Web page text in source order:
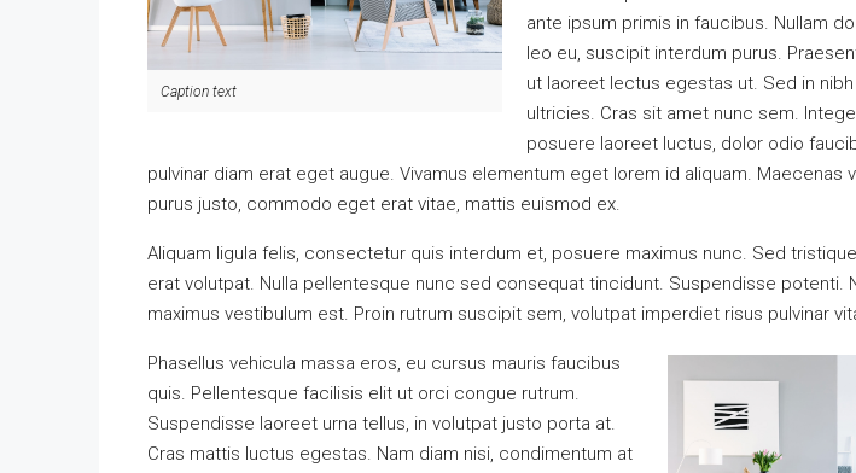
Caption text
ante ipsum primis in faucibus. Nullam
leo eu, suscipit interdum purus.
ut laoreet lectus egestas ut. Sed in
ultricies. Cras sit amet nunc sem.
posuere laoreet luctus, dolor odio
pulvinar diam erat eget augue. Vivamus elementum eget lorem id aliquam. Maecenas
purus justo, commodo eget erat vitae, mattis euismod ex.
Aliquam ligula felis, consectetur quis interdum et, posuere maximus nunc. Sed
erat volutpat. Nulla pellentesque nunc sed consequat tincidunt. Suspendisse potenti.
maximus vestibulum est. Proin rutrum suscipit sem, volutpat imperdiet risus pulvinar
Phasellus vehicula massa eros, eu cursus mauris faucibus
quis. Pellentesque facilisis elit ut orci congue rutrum.
Suspendisse laoreet urna tellus, in volutpat justo porta at.
Cras mattis luctus egestas. Nam diam nisi, condimentum at